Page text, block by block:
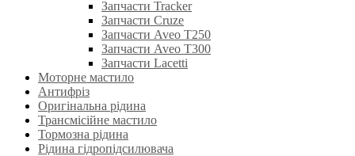
Запчасти Tracker
Запчасти Cruze
Запчасти Aveo T250
Запчасти Aveo T300
Запчасти Lacetti
Моторне мастило
Антифріз
Оригінальна рідина
Трансмісійне мастило
Тормозна рідина
Рідина гідропідсилювача